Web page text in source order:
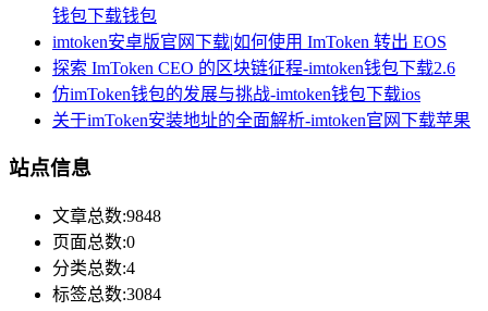
钱包下载钱包
imtoken安卓版官网下载|如何使用 ImToken 转出 EOS
探索 ImToken CEO 的区块链征程-imtoken钱包下载2.6
仿imToken钱包的发展与挑战-imtoken钱包下载ios
关于imToken安装地址的全面解析-imtoken官网下载苹果
站点信息
文章总数:9848
页面总数:0
分类总数:4
标签总数:3084